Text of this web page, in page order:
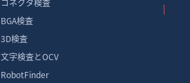
コネクタ検査
BGA検査
3D検査
文字検査とOCV
RobotFinder